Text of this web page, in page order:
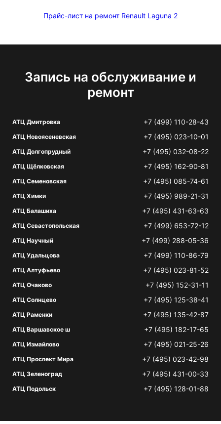
Прайс-лист на ремонт Renault Laguna 2
Запись на обслуживание и
ремонт
АТЦ Дмитровка +7 (499) 110-28-43
АТЦ Новоясеневская +7 (495) 023-10-01
АТЦ Долгопрудный +7 (495) 032-08-22
АТЦ Щёлковская +7 (495) 162-90-81
АТЦ Семеновская +7 (495) 085-74-61
АТЦ Химки +7 (495) 989-21-31
АТЦ Балашиха +7 (495) 431-63-63
АТЦ Севастопольская +7 (499) 653-72-12
АТЦ Научный +7 (499) 288-05-36
АТЦ Удальцова +7 (499) 110-86-79
АТЦ Алтуфьево +7 (495) 023-81-52
АТЦ Очаково +7 (495) 152-31-11
АТЦ Солнцево +7 (495) 125-38-41
АТЦ Раменки +7 (495) 135-42-87
АТЦ Варшавское ш +7 (495) 182-17-65
АТЦ Измайлово +7 (495) 021-25-26
АТЦ Проспект Мира +7 (495) 023-42-98
АТЦ Зеленоград +7 (495) 431-00-33
АТЦ Подольск +7 (495) 128-01-88